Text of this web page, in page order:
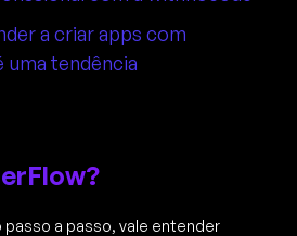
a criar apps com
uma tendência
a passo, vale entender